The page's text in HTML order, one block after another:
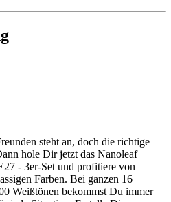
steht an, doch die richtige
hole Dir jetzt das Nanoleaf
- 3er-Set und profitiere von
Farben. Bei ganzen 16
Weißtönen bekommst Du immer